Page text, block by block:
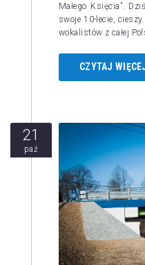
Małego Księcia”.
swoje 10-lecie,
wokalistów z całej
CZYTAJ
21
paź